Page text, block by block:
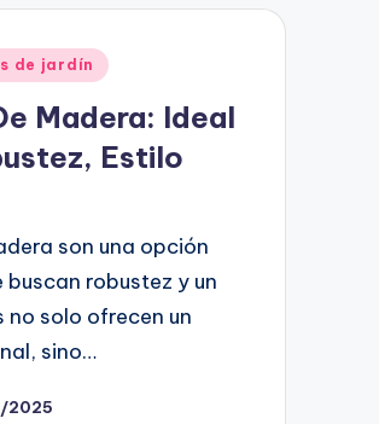
de jardín
Madera: Ideal
Estilo
son una opción
robustez y un
no solo ofrecen un
sino…
2025